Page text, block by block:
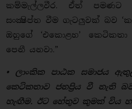
කම්මැල්ලවීර. ඒත් පමණට
සංක්‍ෂිප්ත වීම ගැටලුවක් බව
ඔහුගේ ‘එකොළහ’ කෙටිකතා
පෙනී යනවා.”
• ලාංකික පාඨක සමාජය
කෙටිකතාව ජනප්‍රිය වී නැති
හැඟීම. ඊට හේතුව කුමක් විය